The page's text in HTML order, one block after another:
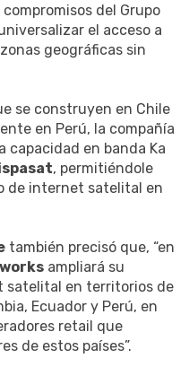
del Grupo
el acceso a
geográficas sin
se construyen en Chile
en Perú, la compañía
capacidad en banda Ka
, permitiéndole
de internet satelital en
también precisó que, “en
ampliará su
satelital en territorios de
Ecuador y Perú, en
retail que
de estos países”.